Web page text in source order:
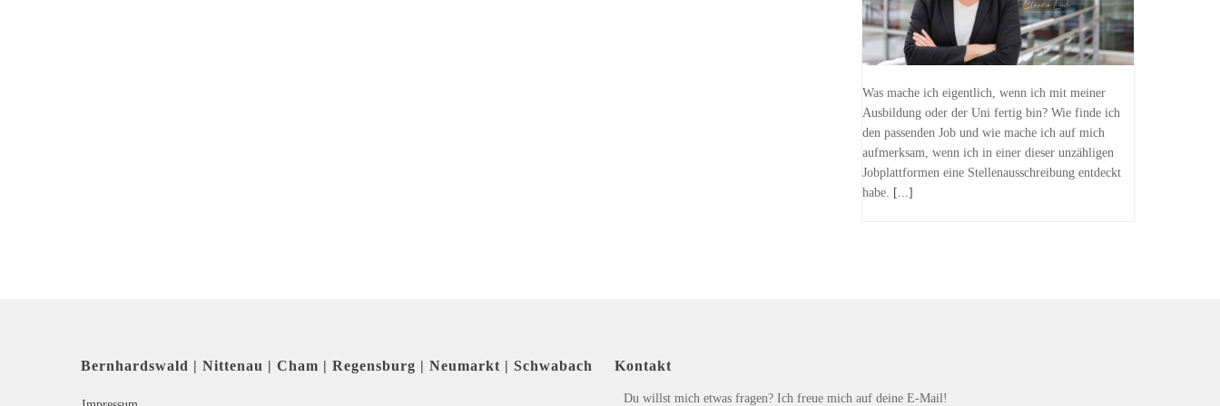
Was mache ich eigentlich, wenn ich mit meiner
Ausbildung oder der Uni fertig bin? Wie finde ich
den passenden Job und wie mache ich auf mich
aufmerksam, wenn ich in einer dieser unzähligen
Jobplattformen eine Stellenausschreibung entdeckt
habe. [...]
Bernhardswald | Nittenau | Cham | Regensburg | Neumarkt | Schwabach Kontakt
Du willst mich etwas fragen? Ich freue mich auf deine E-Mail!